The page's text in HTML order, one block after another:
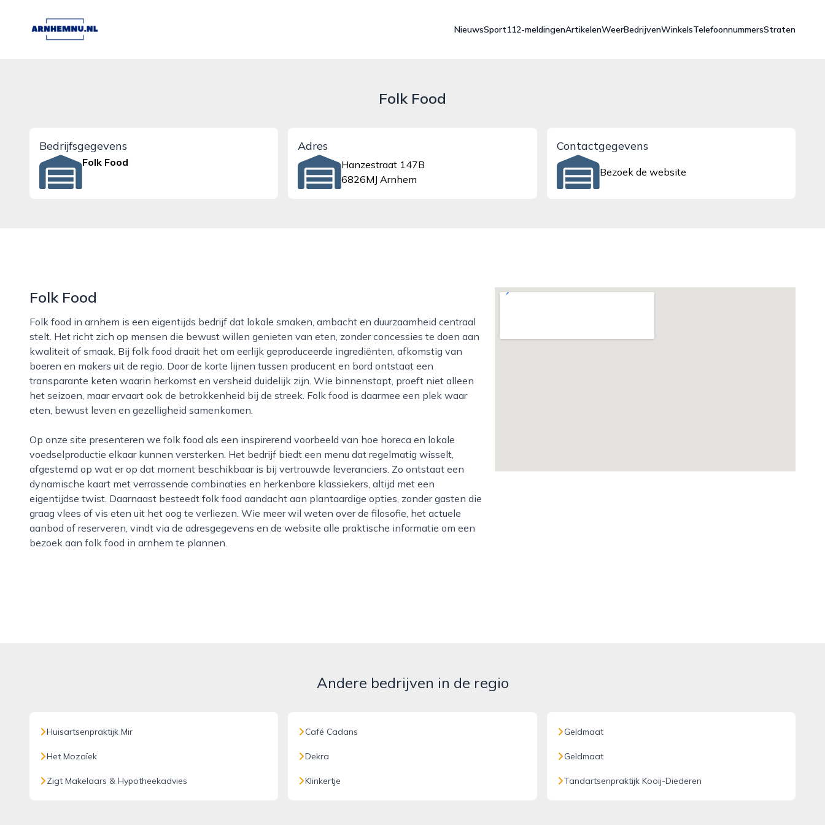
arnhemnu.nl
NieuwsSport112-meldingenArtikelenWeerBedrijvenWinkelsTelefoonnummersStraten
Folk Food
Bedrijfsgegevens
Folk Food
Adres
Hanzestraat 147B
6826MJ Arnhem
Contactgegevens
Bezoek de website
Folk Food
Folk food in arnhem is een eigentijds bedrijf dat lokale smaken, ambacht en duurzaamheid centraal
stelt. Het richt zich op mensen die bewust willen genieten van eten, zonder concessies te doen aan
kwaliteit of smaak. Bij folk food draait het om eerlijk geproduceerde ingrediënten, afkomstig van
boeren en makers uit de regio. Door de korte lijnen tussen producent en bord ontstaat een
transparante keten waarin herkomst en versheid duidelijk zijn. Wie binnenstapt, proeft niet alleen
het seizoen, maar ervaart ook de betrokkenheid bij de streek. Folk food is daarmee een plek waar
eten, bewust leven en gezelligheid samenkomen.
Op onze site presenteren we folk food als een inspirerend voorbeeld van hoe horeca en lokale
voedselproductie elkaar kunnen versterken. Het bedrijf biedt een menu dat regelmatig wisselt,
afgestemd op wat er op dat moment beschikbaar is bij vertrouwde leveranciers. Zo ontstaat een
dynamische kaart met verrassende combinaties en herkenbare klassiekers, altijd met een
eigentijdse twist. Daarnaast besteedt folk food aandacht aan plantaardige opties, zonder gasten die
graag vlees of vis eten uit het oog te verliezen. Wie meer wil weten over de filosofie, het actuele
aanbod of reserveren, vindt via de adresgegevens en de website alle praktische informatie om een
bezoek aan folk food in arnhem te plannen.
Andere bedrijven in de regio
Huisartsenpraktijk Mir
Het Mozaïek
Zigt Makelaars & Hypotheekadvies
Café Cadans
Dekra
Klinkertje
Geldmaat
Geldmaat
Tandartsenpraktijk Kooij-Diederen